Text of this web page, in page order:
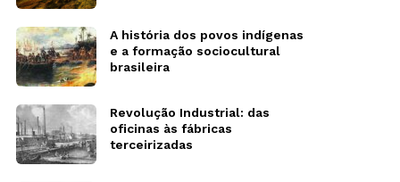
A história dos povos indígenas
e a formação sociocultural
brasileira
Revolução Industrial: das
oficinas às fábricas
terceirizadas